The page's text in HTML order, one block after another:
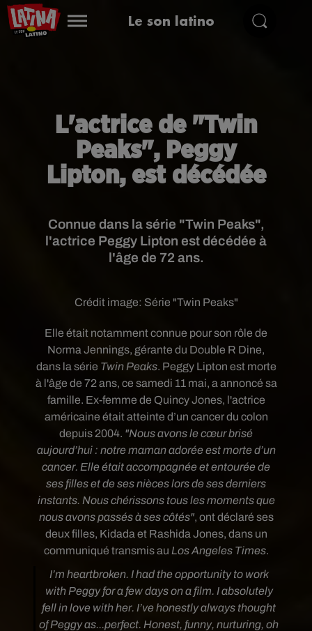
Le son latino
L'actrice de "Twin
Peaks", Peggy
Lipton, est décédée
Connue dans la série "Twin Peaks",
l'actrice Peggy Lipton est décédée à
l'âge de 72 ans.
Crédit image: Série "Twin Peaks"
Elle était notamment connue pour son rôle de
Norma Jennings, gérante du Double R Dine,
dansla série Twin Peaks. Peggy Lipton est morte
à l'âge de 72 ans, ce samedi 11 mai, a annoncé sa
famille. Ex-femme de Quincy Jones, l'actrice
américaine étaitatteinte d’un cancer du colon
depuis 2004. "Nous avons le cœur brisé
aujourd’hui : notre maman adorée est morte d’un
cancer. Elle était accompagnée et entourée de
ses filles et de ses nièces lors de ses derniers
instants. Nous chérissons tous les moments que
nous avons passés à ses côtés", ont déclaré ses
deux filles, Kidada et Rashida Jones, dans un
communiqué transmis au Los Angeles Times.
I’m heartbroken. I had the opportunity to work
with Peggy for a few days on a film. I absolutely
fell in love with her. I’ve honestly always thought
of Peggy as...perfect. Honest, funny, nurturing, oh